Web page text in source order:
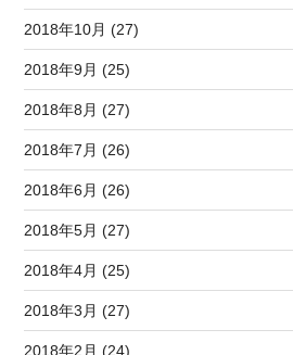
2018年10月 (27)
2018年9月 (25)
2018年8月 (27)
2018年7月 (26)
2018年6月 (26)
2018年5月 (27)
2018年4月 (25)
2018年3月 (27)
2018年2月 (24)